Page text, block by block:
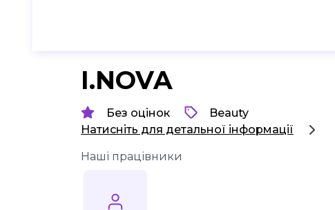
I.NOVA
Без оцінок
Beauty
Натисніть для детальної інформації
Наші працівники